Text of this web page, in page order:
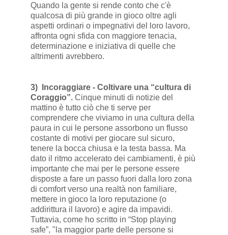
Quando la gente si rende conto che c'è
qualcosa di più grande in gioco oltre agli
aspetti ordinari o impegnativi del loro lavoro,
affronta ogni sfida con maggiore tenacia,
determinazione e iniziativa di quelle che
altrimenti avrebbero.
3) Incoraggiare - Coltivare una “cultura di
Coraggio”. Cinque minuti di notizie del
mattino è tutto ciò che ti serve per
comprendere che viviamo in una cultura della
paura in cui le persone assorbono un flusso
costante di motivi per giocare sul sicuro,
tenere la bocca chiusa e la testa bassa. Ma
dato il ritmo accelerato dei cambiamenti, è più
importante che mai per le persone essere
disposte a fare un passo fuori dalla loro zona
di comfort verso una realtà non familiare,
mettere in gioco la loro reputazione (o
addirittura il lavoro) e agire da impavidi.
Tuttavia, come ho scritto in “Stop playing
safe”, "la maggior parte delle persone si